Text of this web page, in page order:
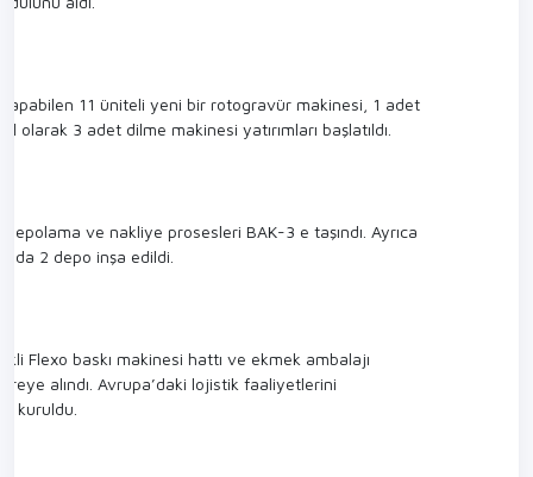
yapabilen 11 üniteli yeni bir rotogravür makinesi, 1 adet
3 adet dilme makinesi yatırımları başlatıldı.
ve nakliye prosesleri BAK-3 e taşındı. Ayrıca
2 depo inşa edildi.
Flexo baskı makinesi hattı ve ekmek ambalajı
alındı. Avrupa’daki lojistik faaliyetlerini
kuruldu.